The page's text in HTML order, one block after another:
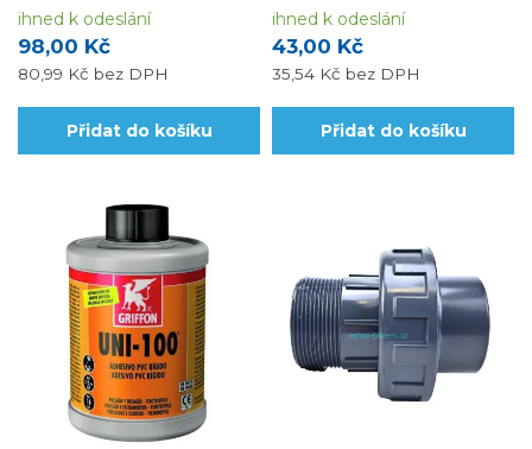
98,00 Kč
80,99 Kč bez DPH
ihned k odeslání
Přidat do košíku
43,00 Kč
35,54 Kč bez DPH
ihned k odeslání
Přidat do košíku